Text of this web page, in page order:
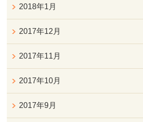
2018年1月
2017年12月
2017年11月
2017年10月
2017年9月